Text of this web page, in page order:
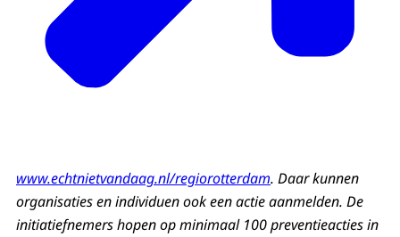
www.echtnietvandaag.nl/regiorotterdam. Daar kunnen
organisaties en individuen ook een actie aanmelden. De
initiatiefnemers hopen op minimaal 100 preventieacties in